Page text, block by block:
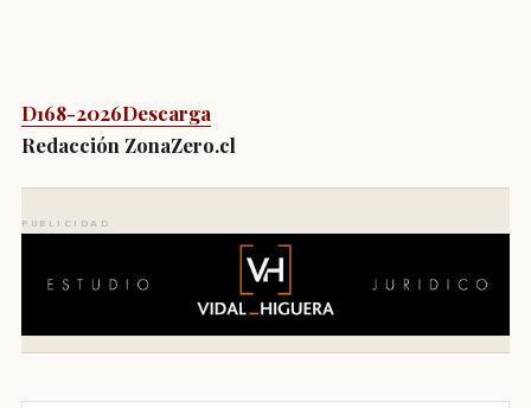
D168-2026Descarga
Redacción ZonaZero.cl
PUBLICIDAD